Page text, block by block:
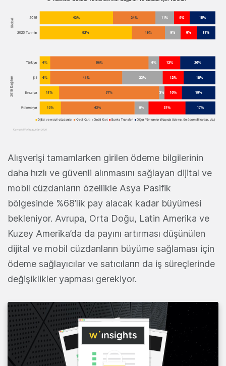
Alışverişi tamamlarken girilen ödeme bilgilerinin
daha hızlı ve güvenli alınmasını sağlayan dijital ve
mobil cüzdanların özellikle Asya Pasifik
bölgesinde %68’lik pay alacak kadar büyümesi
bekleniyor. Avrupa, Orta Doğu, Latin Amerika ve
Kuzey Amerika’da da payını artırması düşünülen
dijital ve mobil cüzdanların büyüme sağlaması için
ödeme sağlayıcılar ve satıcıların da iş süreçlerinde
değişiklikler yapması gerekiyor.